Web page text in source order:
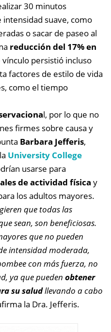
30 minutos
intensidad suave, como
o sacar de paseo al
reducción del 17% en
vínculo persistió incluso
factores de estilo de vida
como el tiempo
l, por lo que no
firmes sobre causa y
Barbara Jefferis,
University College
usarse para
de actividad física y
los adultos mayores.
que todas las
sean, son beneficiosas.
que no pueden
intensidad moderada,
con más fuerza, no
ya que pueden obtener
su saludllevando a cabo
la Dra. Jefferis.